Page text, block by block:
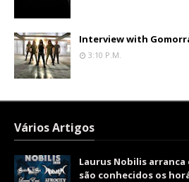
Interview with
3:10 P.m.
Vários Artigos
Laurus Nobilis
são conhecidos os